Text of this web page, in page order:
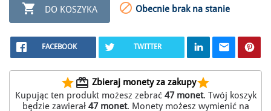
 DO KOSZYKA  Obecnie brak na stanie
FACEBOOK TWITTER
starredeem Zbieraj monety za zakupystar
Kupując ten produkt możesz zebrać 47monet. Twój koszyk
będzie zawierał 47monet. Monety możesz wymienić na